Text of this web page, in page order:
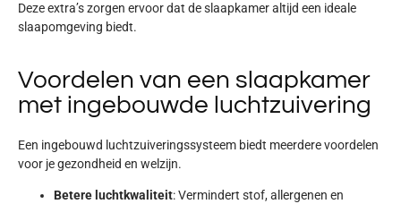
Deze extra’s zorgen ervoor dat de slaapkamer altijd een ideale
slaapomgeving biedt.
Voordelen van een slaapkamer
met ingebouwde luchtzuivering
Een ingebouwd luchtzuiveringssysteem biedt meerdere voordelen
voor je gezondheid en welzijn.
Betere luchtkwaliteit: Vermindert stof, allergenen en